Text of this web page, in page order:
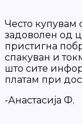
Често купувам
задоволен од
пристигна
спакуван и
што сите
платам при
-Анастасија Ф.